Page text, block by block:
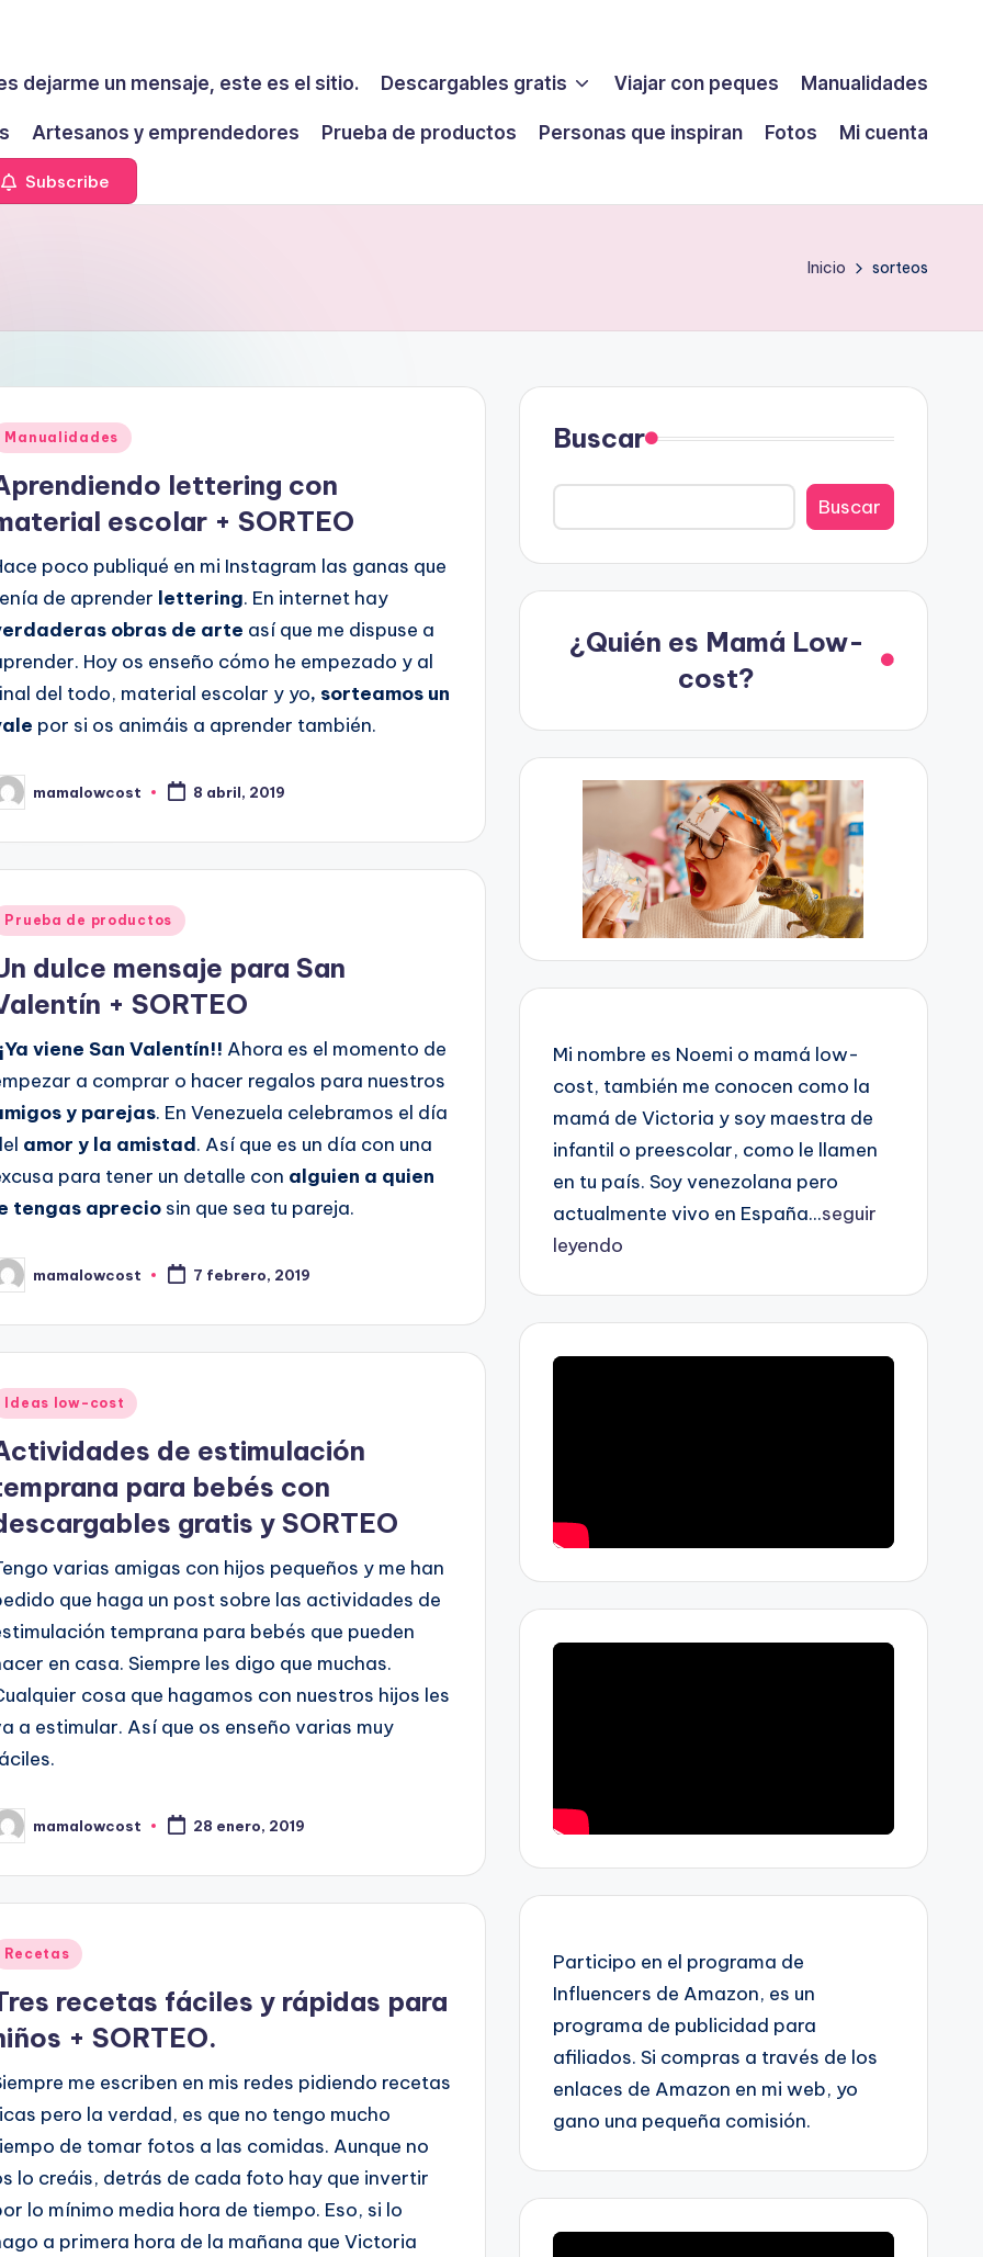
dejarme un mensaje, este es el sitio. Descargables gratis Viajar con peques Manualidades
Artesanos y emprendedores Prueba de productos Personas que inspiran Fotos Mi cuenta
Subscribe
Inicio sorteos
Manualidades
lettering con
escolar + SORTEO
poco publiqué en mi Instagram las ganas que
de aprender lettering. En internet hay
obras de arte así que me dispuse a
Hoy os enseño cómo he empezado y al
del todo, material escolar y yo, sorteamos un
por si os animáis a aprender también.
mamalowcost 8 abril, 2019
Prueba de productos
dulce mensaje para San
+ SORTEO
viene San Valentín!! Ahora es el momento de
a comprar o hacer regalos para nuestros
y parejas. En Venezuela celebramos el día
amor y la amistad. Así que es un día con una
para tener un detalle con alguien a quien
tengas aprecio sin que sea tu pareja.
mamalowcost 7 febrero, 2019
Ideas low-cost
de estimulación
para bebés con
gratis y SORTEO
varias amigas con hijos pequeños y me han
que haga un post sobre las actividades de
temprana para bebés que pueden
en casa. Siempre les digo que muchas.
cosa que hagamos con nuestros hijos les
a estimular. Así que os enseño varias muy
mamalowcost 28 enero, 2019
Recetas
recetas fáciles y rápidas para
+ SORTEO.
me escriben en mis redes pidiendo recetas
pero la verdad, es que no tengo mucho
de tomar fotos a las comidas. Aunque no
lo creáis, detrás de cada foto hay que invertir
lo mínimo media hora de tiempo. Eso, si lo
a primera hora de la mañana que Victoria
Buscar
Buscar
¿Quién es Mamá Low-
cost?
Mi nombre es Noemi o mamá low-
cost, también me conocen como la
mamá de Victoria y soy maestra de
infantil o preescolar, como le llamen
en tu país. Soy venezolana pero
actualmente vivo en España...seguir
leyendo
Participo en el programa de
Influencers de Amazon, es un
programa de publicidad para
afiliados. Si compras a través de los
enlaces de Amazon en mi web, yo
gano una pequeña comisión.